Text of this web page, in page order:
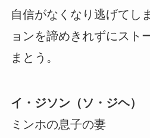
自信がなくなり逃げてし
ョンを諦めきれずにスト
まとう。
イ・ジソン（ソ・ジヘ）
ミンホの息子の妻